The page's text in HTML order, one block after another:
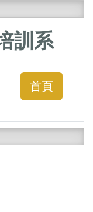
訓系
首頁